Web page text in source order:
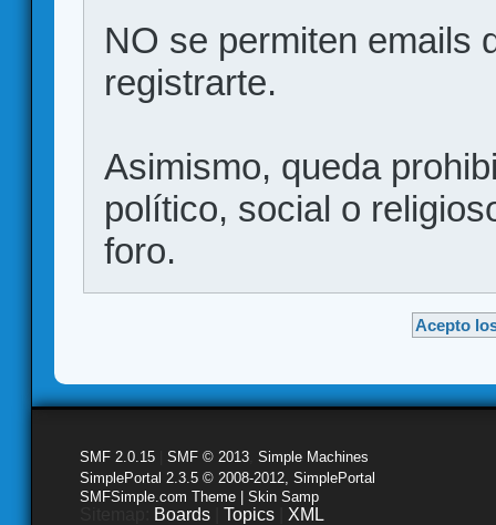
NO se permiten emails
registrarte.
Asimismo, queda
político, social o
foro.
SMF 2.0.15 SMF © 2013 Simple Machines
SimplePortal 2.3.5 © 2008-2012, SimplePortal
SMFSimple.com Theme | Skin Samp
Boards Topics XML